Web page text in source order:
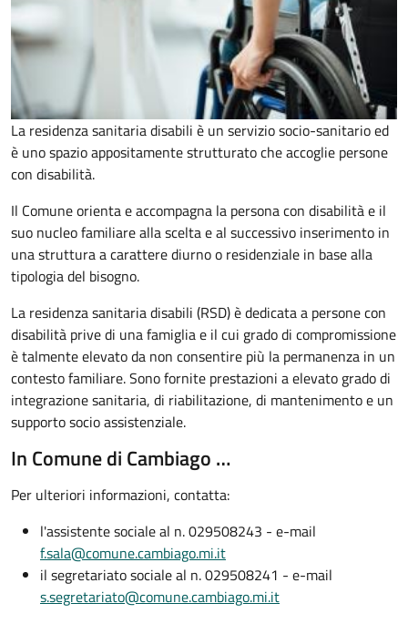
La residenza sanitaria disabili è un servizio socio-sanitario ed
è uno spazio appositamente strutturato che accoglie persone
con disabilità.
Il Comune orienta e accompagna la persona con disabilità e il
suo nucleo familiare alla scelta e al successivo inserimento in
una struttura a carattere diurno o residenziale in base alla
tipologia del bisogno.
La residenza sanitaria disabili (RSD) è dedicata a persone con
disabilità prive di una famiglia e il cui grado di compromissione
è talmente elevato da non consentire più la permanenza in un
contesto familiare. Sono fornite prestazioni a elevato grado di
integrazione sanitaria, di riabilitazione, di mantenimento e un
supporto socio assistenziale.
In Comune di Cambiago …
Per ulteriori informazioni, contatta:
l'assistente sociale al n. 029508243 - e-mail
f.sala@comune.cambiago.mi.it
il segretariato sociale al n. 029508241 - e-mail
s.segretariato@comune.cambiago.mi.it